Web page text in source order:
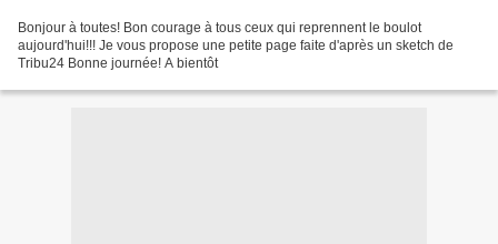
Bonjour à toutes! Bon courage à tous ceux qui reprennent le boulot
aujourd'hui!!! Je vous propose une petite page faite d'après un sketch de
Tribu24 Bonne journée! A bientôt